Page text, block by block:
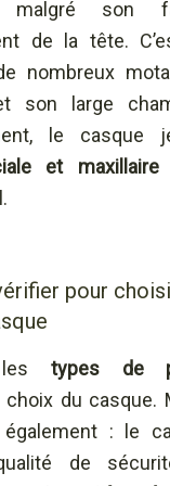
malgré son
de la tête.
nombreux
son large
le
et maxillaire
pour
types de
du casque.
également : le
de